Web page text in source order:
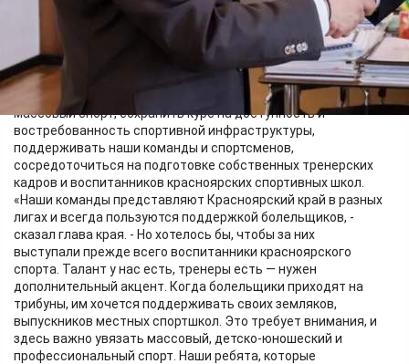
Администрация Красноярского края
"Назначил Алексея Николаевича Маслова министром спорта
Красноярского края. С сегодняшнего дня он приступает к
работе", - сообщил губернатор Михаил Котюков.
Перед ним поставлены задачи: продолжать развивать
массовый спорт, сохранить курс на доступность и
востребованность спортивной инфраструктуры,
поддерживать наши команды и спортсменов,
сосредоточиться на подготовке собственных тренерских
кадров и воспитанников красноярских спортивных школ.
«Наши команды представляют Красноярский край в разных
лигах и всегда пользуются поддержкой болельщиков, -
сказал глава края. - Но хотелось бы, чтобы за них
выступали прежде всего воспитанники красноярского
спорта. Талант у нас есть, тренеры есть — нужен
дополнительный акцент. Когда болельщики приходят на
трибуны, им хочется поддерживать своих земляков,
выпускников местных спортшкол. Это требует внимания, и
здесь важно увязать массовый, детско-юношеский и
профессиональный спорт. Наши ребята, которые